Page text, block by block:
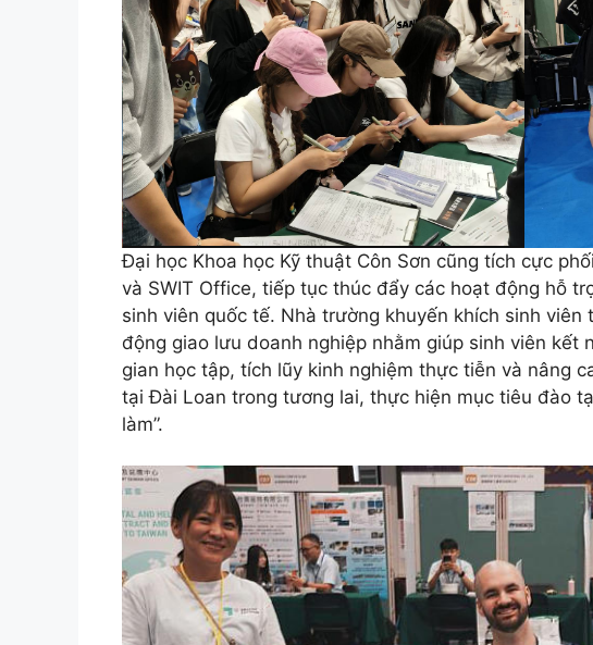
Đại học Khoa học Kỹ thuật Côn Sơn cũng tích cực
và SWIT Office, tiếp tục thúc đẩy các hoạt động hỗ
sinh viên quốc tế. Nhà trường khuyến khích sinh
động giao lưu doanh nghiệp nhằm giúp sinh viên kết
gian học tập, tích lũy kinh nghiệm thực tiễn và nâng
tại Đài Loan trong tương lai, thực hiện mục tiêu đào
làm”.